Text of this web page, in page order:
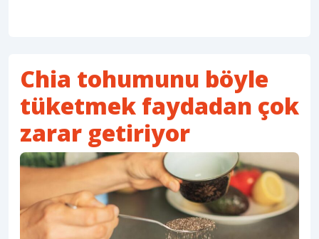
Chia tohumunu böyle
tüketmek faydadan çok
zarar getiriyor